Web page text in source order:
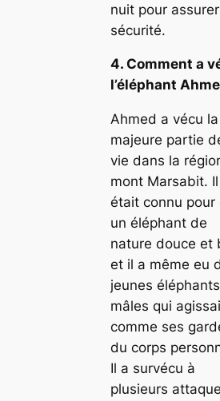
nuit pour
sécurité.
4. Comment a
l’éléphant
Ahmed a vécu la
majeure partie
vie dans la
mont Marsabit. Il
était connu pour
un éléphant de
nature douce et
et il a même eu
jeunes éléphants
mâles qui
comme ses
du corps
Il a survécu à
plusieurs